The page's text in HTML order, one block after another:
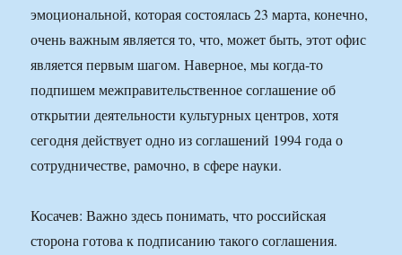
эмоциональной, которая состоялась 23 марта, конечно,
очень важным является то, что, может быть, этот офис
является первым шагом. Наверное, мы когда-то
подпишем межправительственное соглашение об
открытии деятельности культурных центров, хотя
сегодня действует одно из соглашений 1994 года о
сотрудничестве, рамочно, в сфере науки.
Косачев: Важно здесь понимать, что российская
сторона готова к подписанию такого соглашения.